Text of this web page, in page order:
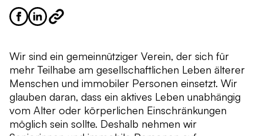
Wir sind ein gemeinnütziger Verein, der sich für
mehr Teilhabe am gesellschaftlichen Leben älterer
Menschen und immobiler Personen einsetzt. Wir
glauben daran, dass ein aktives Leben unabhängig
vom Alter oder körperlichen Einschränkungen
möglich sein sollte. Deshalb nehmen wir